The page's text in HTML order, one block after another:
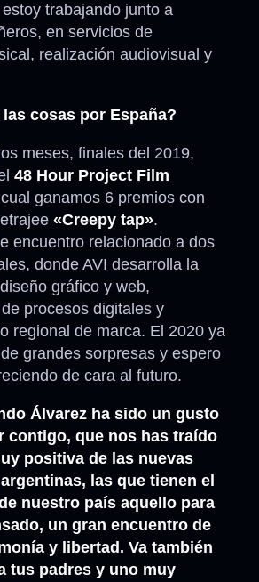
trabajando junto a
en servicios de
realización audiovisual y
cosas por España?
meses, finales del 2019,
48 Hour Project Film
ganamos 6 premios con
«Creepy tap».
encuentro relacionado a dos
donde AVI desarrolla la
gráfico y web,
procesos digitales y
regional de marca. El 2020 ya
grandes sorpresas y espero
de cara al futuro.
Álvarez ha sido un gusto
contigo, que nos has traído
positiva de las nuevas
las que tienen el
nuestro país aquello para
un gran encuentro de
y libertad. Va también
tus padres y uno muy